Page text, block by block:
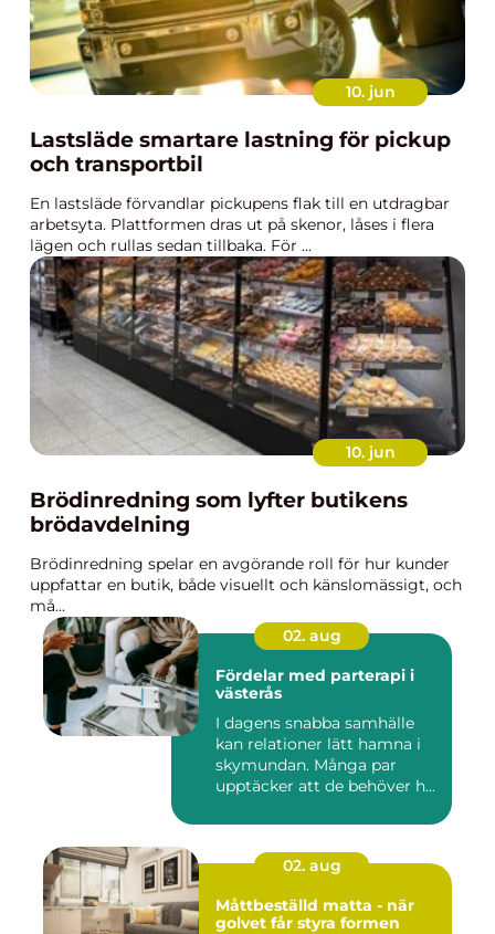
10. jun
Lastsläde smartare lastning för pickup
och transportbil
En lastsläde förvandlar pickupens flak till en utdragbar
arbetsyta. Plattformen dras ut på skenor, låses i flera
lägen och rullas sedan tillbaka. För ...
10. jun
Brödinredning som lyfter butikens
brödavdelning
Brödinredning spelar en avgörande roll för hur kunder
uppfattar en butik, både visuellt och känslomässigt, och
må...
02. aug
Fördelar med parterapi i
västerås
I dagens snabba samhälle
kan relationer lätt hamna i
skymundan. Många par
upptäcker att de behöver h...
02. aug
Måttbeställd matta - när
golvet får styra formen